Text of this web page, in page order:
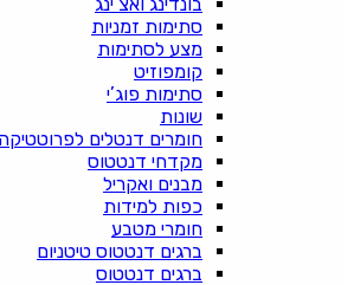
סתימות זמניות
מצע לסתימות
קומפוזיט
סתימות פוג’י
שונות
חומרים דנטלים לפרוטטיקה
מקדחי דנטטוס
מבנים ואקריל
כפות למידות
חומרי מטבע
ברגים דנטטוס טיטניום
ברגים דנטטוס